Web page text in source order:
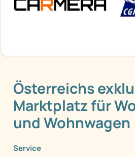
Österreichs
Marktplatz für
und Wohnwagen
Service